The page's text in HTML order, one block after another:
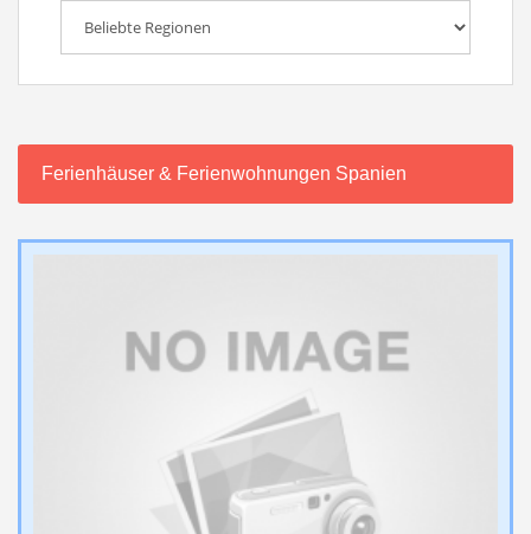
Ferienhäuser & Ferienwohnungen Spanien